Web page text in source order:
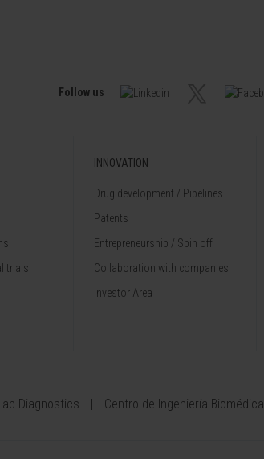
Follow us
trials
INNOVATION
Drug development / Pipelines
Patents
Entrepreneurship / Spin off
Collaboration with companies
Investor Area
Diagnostics Centro de Ingeniería Biomédica